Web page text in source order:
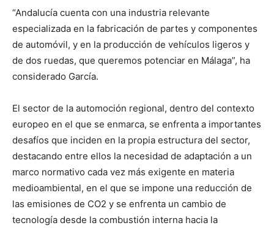
“Andalucía cuenta con una industria relevante
especializada en la fabricación de partes y componentes
de automóvil, y en la producción de vehículos ligeros y
de dos ruedas, que queremos potenciar en Málaga”, ha
considerado García.
El sector de la automoción regional, dentro del contexto
europeo en el que se enmarca, se enfrenta a importantes
desafíos que inciden en la propia estructura del sector,
destacando entre ellos la necesidad de adaptación a un
marco normativo cada vez más exigente en materia
medioambiental, en el que se impone una reducción de
las emisiones de CO2 y se enfrenta un cambio de
tecnología desde la combustión interna hacia la